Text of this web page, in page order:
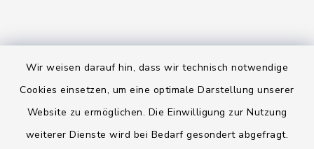
Wir weisen darauf hin, dass wir technisch notwendige
Cookies einsetzen, um eine optimale Darstellung unserer
Website zu ermöglichen. Die Einwilligung zur Nutzung
weiterer Dienste wird bei Bedarf gesondert abgefragt.
Kontakt
Barrierefreiheit